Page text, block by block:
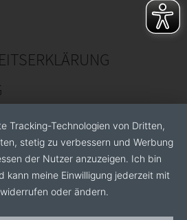
Tracking-Technologien von Dritten,
stetig zu verbessern und Werbung
der Nutzer anzuzeigen. Ich bin
kann meine Einwilligung jederzeit mit
oder ändern.